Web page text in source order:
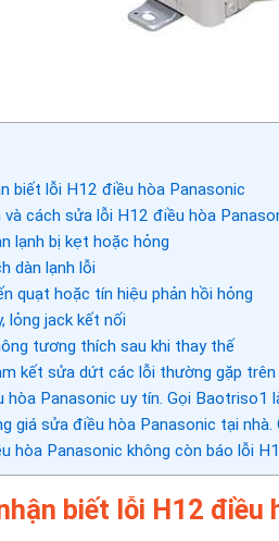
biết lỗi H12 điều hòa Panasonic
và cách sửa lỗi H12 điều hòa
lạnh bị kẹt hoặc hỏng
dàn lạnh lỗi
quạt hoặc tín hiệu phản hồi hỏng
lỏng jack kết nối
tương thích sau khi thay thế
kết sửa dứt các lỗi thường gặp
Panasonic uy tín. Gọi Baotriso1
giá sửa điều hòa Panasonic tại nhà.
hòa Panasonic không còn báo lỗi
biết lỗi H12 điều